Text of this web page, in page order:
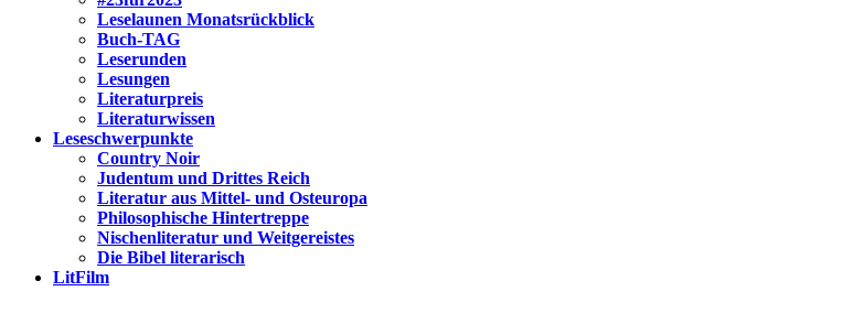
Leselaunen Monatsrückblick
Buch-TAG
Leserunden
Lesungen
Literaturpreis
Literaturwissen
Leseschwerpunkte
Country Noir
Judentum und Drittes Reich
Literatur aus Mittel- und Osteuropa
Philosophische Hintertreppe
Nischenliteratur und Weitgereistes
Die Bibel literarisch
LitFilm